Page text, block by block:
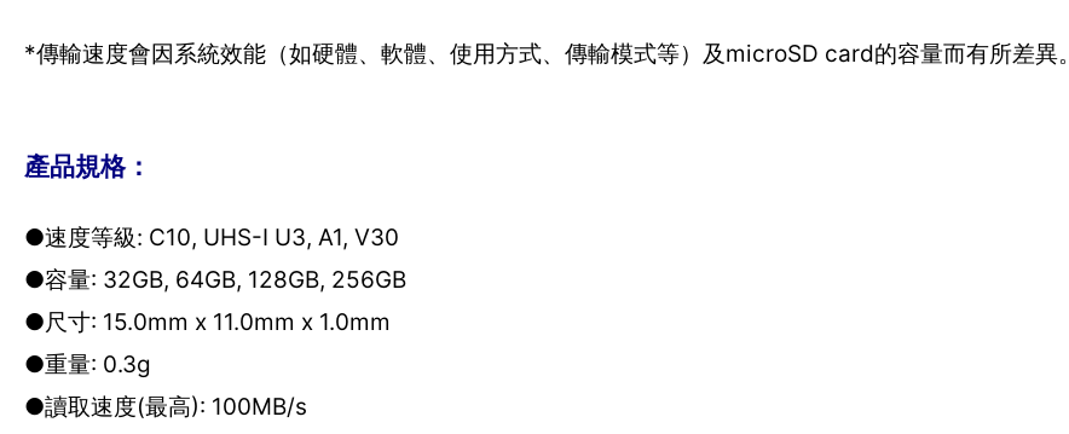
*傳輸速度會因系統效能（如硬體、軟體、使用方式、傳輸模式等）及microSD card的容量而有所差異。
產品規格：
●速度等級: C10, UHS-I U3, A1, V30
●容量: 32GB, 64GB, 128GB, 256GB
●尺寸: 15.0mm x 11.0mm x 1.0mm
●重量: 0.3g
●讀取速度(最高): 100MB/s